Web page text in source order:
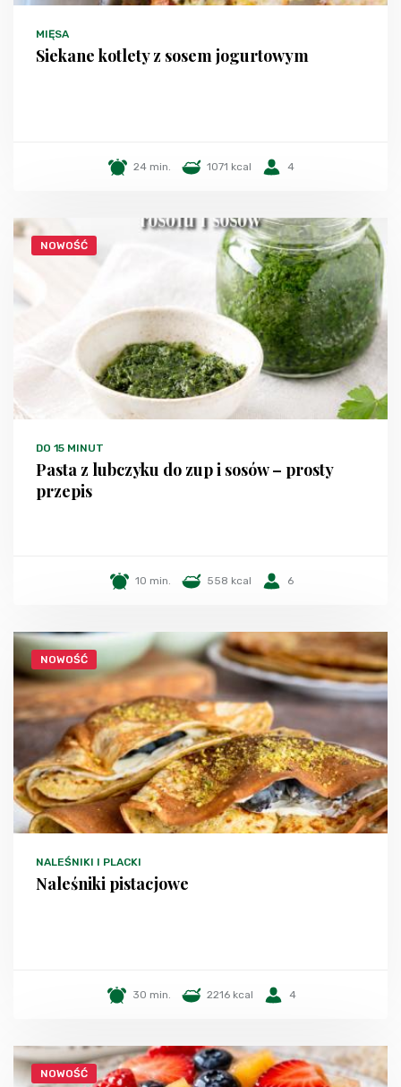
MIĘSA
Siekane kotlety z sosem jogurtowym
24 min. 1071 kcal 4
NOWOŚĆ
DO 15 MINUT
Pasta z lubczyku do zup i sosów – prosty
przepis
10 min. 558 kcal 6
NOWOŚĆ
NALEŚNIKI I PLACKI
Naleśniki pistacjowe
30 min. 2216 kcal 4
NOWOŚĆ